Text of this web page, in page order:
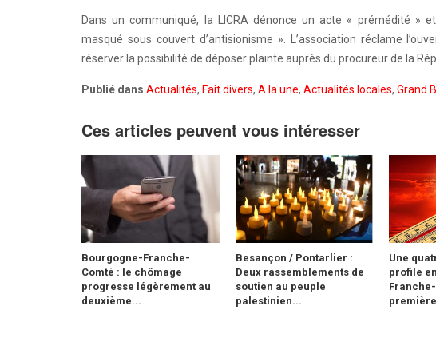
Dans un communiqué, la LICRA dénonce un acte « prémédité »
masqué sous couvert d’antisionisme ». L’association réclame
réserver la possibilité de déposer plainte auprès du procureur de la
Publié dans Actualités, Fait divers, A la une, Actualités locales, Grand
Ces articles peuvent vous intéresser
Bourgogne-Franche-
Comté : le chômage
progresse légèrement au
deuxième...
Besançon / Pontarlier :
Deux rassemblements de
soutien au peuple
palestinien...
Une
profile